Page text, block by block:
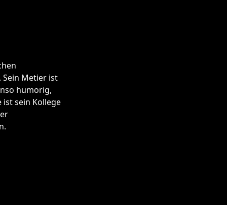
Metier ist
humorig,
sein Kollege